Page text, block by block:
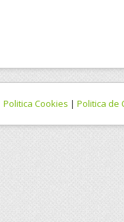
Politica Cookies | Politica de